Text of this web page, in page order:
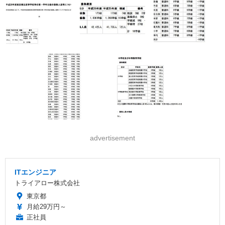
advertisement
ITエンジニア
トライアロー株式会社
東京都
月給29万円～
正社員